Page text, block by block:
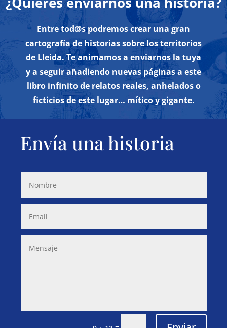
Entre tod@s podremos crear una gran
cartografía de historias sobre los territorios
de Lleida. Te animamos a enviarnos la tuya
y a seguir añadiendo nuevas páginas a este
libro infinito de relatos reales, anhelados o
ficticios de este lugar… mítico y gigante.
Envía una historia